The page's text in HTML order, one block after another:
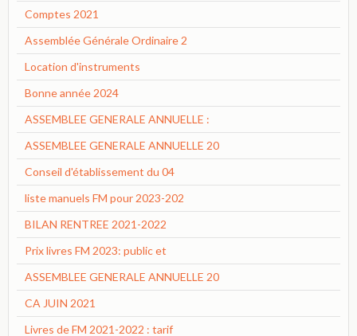
Comptes 2021
Assemblée Générale Ordinaire 2
Location d'instruments
Bonne année 2024
ASSEMBLEE GENERALE ANNUELLE :
ASSEMBLEE GENERALE ANNUELLE 20
Conseil d'établissement du 04
liste manuels FM pour 2023-202
BILAN RENTREE 2021-2022
Prix livres FM 2023: public et
ASSEMBLEE GENERALE ANNUELLE 20
CA JUIN 2021
Livres de FM 2021-2022 : tarif